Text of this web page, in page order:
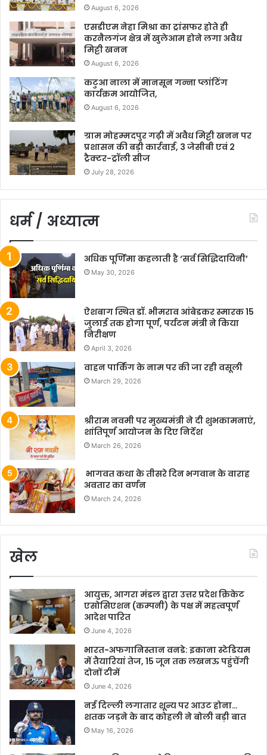
August 6, 2026
एसडीएम नेहा मिश्रा का ट्रांसफर होते ही
करनैलगंज क्षेत्र में खुलेआम होने लगा अवैध
मिट्टी खनन
August 6, 2026
कटुआ नाला में मानसून गन्ना प्लांटिंग
कार्यक्रम आयोजित,
August 6, 2026
ग्राम मोहम्मदपुर गढ़ी में अवैध मिट्टी खनन पर
प्रशासन की बड़ी कार्रवाई, 3 जेसीबी एवं 2
ट्रैक्टर-ट्रॉली सीज
July 28, 2026
धर्म / अध्यात्म
अधिक पूर्णिमा कहलाती है ‘सर्व सिद्धिदायिनी’
May 30, 2026
ऐशबाग स्थित डॉ. भीमराव आंबेडकर स्मारक 15
जुलाई तक होगा पूर्ण, पर्यटन मंत्री ने किया
निरीक्षण
April 3, 2026
वाहन पार्किंग के नाम पर की जा रही वसूली
March 29, 2026
श्रीराम नवमी पर मुख्यमंत्री ने दी शुभकामनाएं,
शांतिपूर्ण आयोजन के दिए निर्देश
March 26, 2026
भागवत कथा के तीसरे दिन भगवान के वाराह
अवतार का वर्णन
March 24, 2026
खेल
आयुक्त, आगरा मंडल द्वारा उत्तर प्रदेश क्रिकेट
एसोसिएशन (कम्पनी) के पक्ष में महत्वपूर्ण
आदेश पारित
June 4, 2026
भारत-अफगानिस्तान वनडे: इकाना स्टेडियम
में तैयारियां तेज, 15 जून तक लखनऊ पहुंचेंगी
दोनों टीमें
June 4, 2026
नई दिल्ली लगातार शून्य पर आउट होना…
शतक जड़ने के बाद कोहली ने बोली बड़ी बात
May 16, 2026